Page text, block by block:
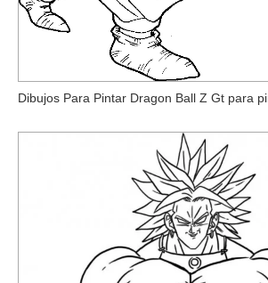
Dibujos Para Pintar Dragon Ball Z Gt para